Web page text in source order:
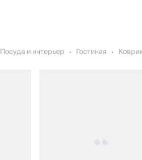
Посуда и интерьер Гостиная